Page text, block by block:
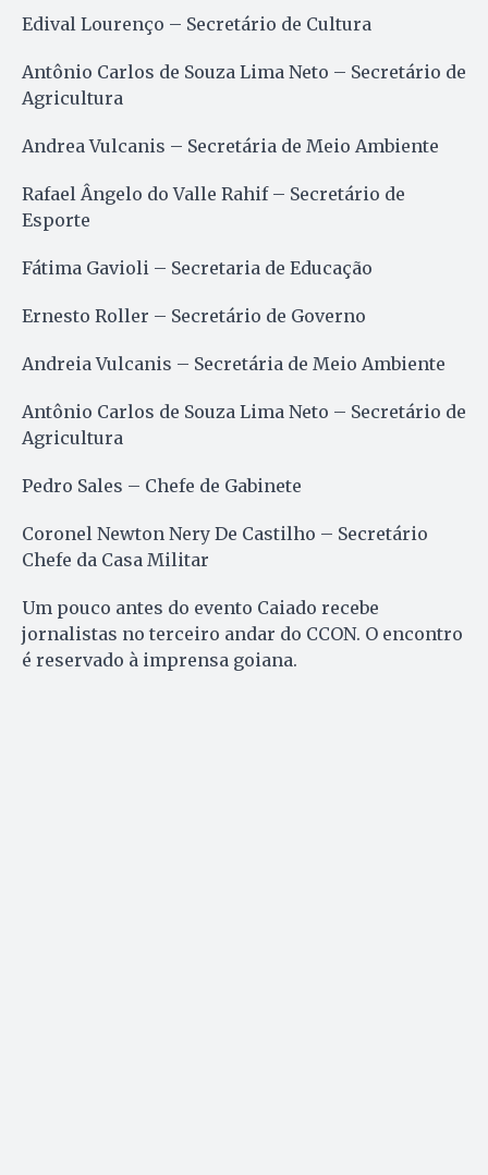
Edival Lourenço – Secretário de Cultura
Antônio Carlos de Souza Lima Neto – Secretário de
Agricultura
Andrea Vulcanis – Secretária de Meio Ambiente
Rafael Ângelo do Valle Rahif – Secretário de
Esporte
Fátima Gavioli – Secretaria de Educação
Ernesto Roller – Secretário de Governo
Andreia Vulcanis – Secretária de Meio Ambiente
Antônio Carlos de Souza Lima Neto – Secretário de
Agricultura
Pedro Sales – Chefe de Gabinete
Coronel Newton Nery De Castilho – Secretário
Chefe da Casa Militar
Um pouco antes do evento Caiado recebe
jornalistas no terceiro andar do CCON. O encontro
é reservado à imprensa goiana.